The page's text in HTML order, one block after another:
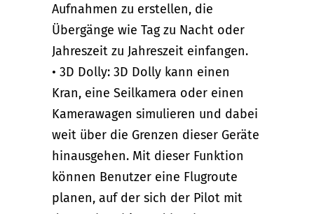
Aufnahmen zu erstellen, die
Übergänge wie Tag zu Nacht oder
Jahreszeit zu Jahreszeit einfangen.
• 3D Dolly: 3D Dolly kann einen
Kran, eine Seilkamera oder einen
Kamerawagen simulieren und dabei
weit über die Grenzen dieser Geräte
hinausgehen. Mit dieser Funktion
können Benutzer eine Flugroute
planen, auf der sich der Pilot mit